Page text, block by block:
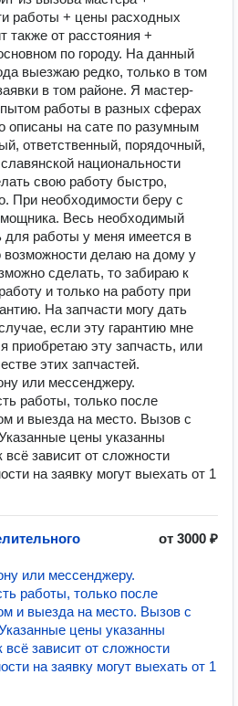
работы + цены расходных
также от расстояния +
по городу. На данный
выезжаю редко, только в том
в том районе. Я мастер-
работы в разных сферах
описаны на сате по разумным
ответственный, порядочный,
национальности
свою работу быстро,
При необходимости беру с
Весь необходимый
для работы у меня имеется в
возможности делаю на дому у
сделать, то забираю к
и только на работу при
На запчасти могу дать
если эту гарантию мне
приобретаю эту запчасть, или
этих запчастей.
или мессенджеру.
работы, только после
и выезда на место. Вызов с
цены указанны
всё зависит от сложности
на заявку могут выехать от 1
от 3000 ₽
или мессенджеру.
работы, только после
и выезда на место. Вызов с
цены указанны
всё зависит от сложности
на заявку могут выехать от 1